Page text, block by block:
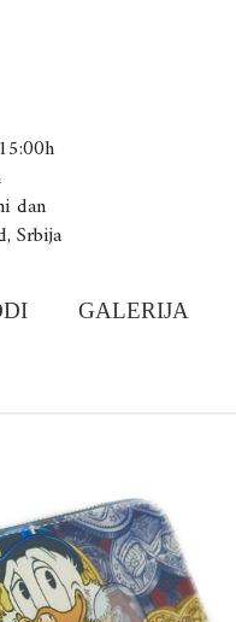
dan
Srbija
GALERIJA